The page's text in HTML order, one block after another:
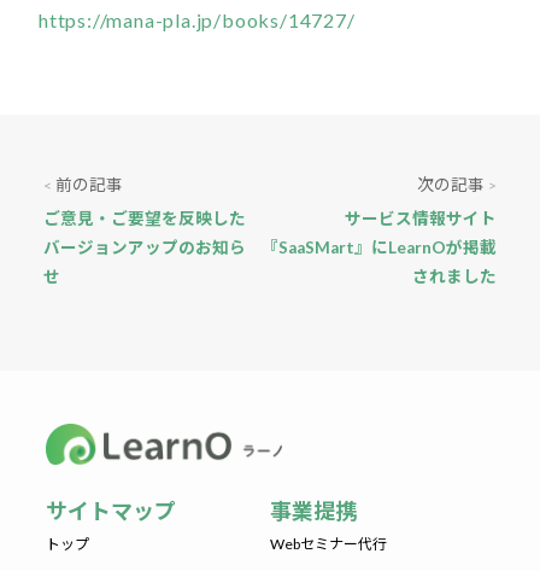
https://mana-pla.jp/books/14727/
< 前の記事
ご意見・ご要望を反映した
バージョンアップのお知ら
せ
次の記事 >
サービス情報サイト
『SaaSMart』にLearnOが掲載
されました
サイトマップ
トップ
事業提携
Webセミナー代行